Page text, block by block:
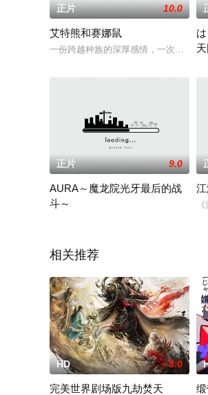
正片 10.0
艾特熊和赛娜鼠
一份跨越种族的深厚感情，一次直触
正片 9.0
AURA～魔龙院光牙最后的战
斗～
相关推荐
HD 3.0
完美世界剧场版九劫焚天